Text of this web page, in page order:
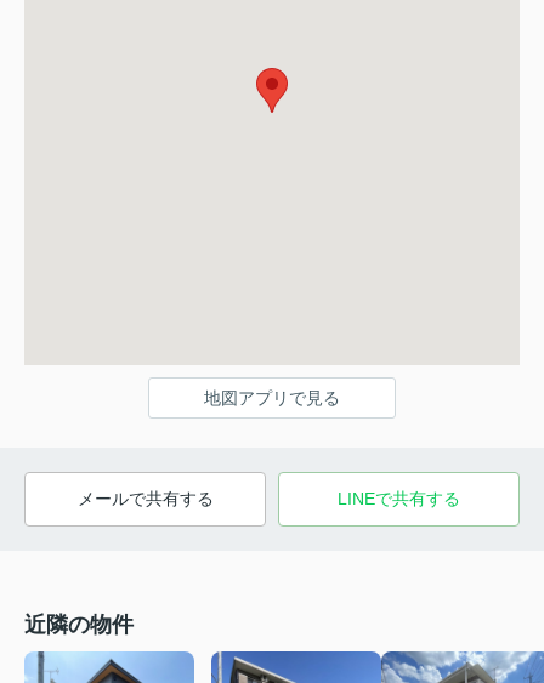
地図アプリで見る
メールで共有する LINEで共有する
近隣の物件